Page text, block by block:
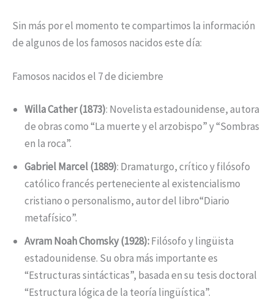
Sin más por el momento te compartimos la información
de algunos de los famosos nacidos este día:
Famosos nacidos el 7 de diciembre
Willa Cather (1873): Novelista estadounidense, autora
de obras como “La muerte y el arzobispo” y “Sombras
en la roca”.
Gabriel Marcel (1889): Dramaturgo, crítico y filósofo
católico francés perteneciente al existencialismo
cristiano o personalismo, autor del libro“Diario
metafísico”.
Avram Noah Chomsky (1928):Filósofo y lingüista
estadounidense. Su obra más importante es
“Estructuras sintácticas”, basada en su tesis doctoral
“Estructura lógica de la teoría lingüística”.